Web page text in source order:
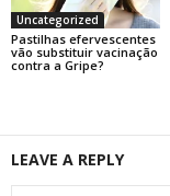
Uncategorized
Pastilhas efervescentes
vão substituir vacinação
contra a Gripe?
LEAVE A REPLY